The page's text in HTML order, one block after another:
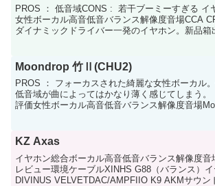
PROS ： 低音域CONS : 若干ブーミーすぎる イ
女性ボーカル高音低音バランス解像度音場CCA
ダイナミックドライバー一発のイヤホン。新品箱
Moondrop 竹Ⅱ(CHU2)
PROS ： フォーカスされた綺麗な女性ボーカル
低音域が曲によってはかなり薄く感じてしまう
評価女性ボーカル高音低音バランス解像度音場
KZ Axas
イヤホン総合ボーカル高音低音バランス解像度
レビュー環境ケーブルXINHS G88（バランス）
DIVINUS VELVETDAC/AMPFIIO K9 AKMサウン